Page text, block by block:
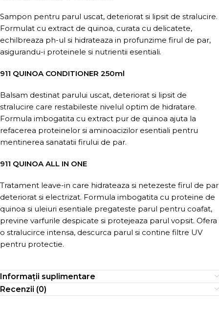
Sampon pentru parul uscat, deteriorat si lipsit de stralucire.
Formulat cu extract de quinoa, curata cu delicatete,
echilbreaza ph-ul si hidrateaza in profunzime firul de par,
asigurandu-i proteinele si nutrientii esentiali.
911 QUINOA CONDITIONER 250ml
Balsam destinat parului uscat, deteriorat si lipsit de
stralucire care restabileste nivelul optim de hidratare.
Formula imbogatita cu extract pur de quinoa ajuta la
refacerea proteinelor si aminoacizilor esentiali pentru
mentinerea sanatatii firului de par.
911 QUINOA ALL IN ONE
Tratament leave-in care hidrateaza si netezeste firul de par
deteriorat si electrizat. Formula imbogatita cu proteine de
quinoa si uleiuri esentiale pregateste parul pentru coafat,
previne varfurile despicate si protejeaza parul vopsit. Ofera
o stralucirce intensa, descurca parul si contine filtre UV
pentru protectie.
Informații suplimentare
Recenzii (0)